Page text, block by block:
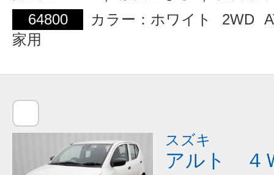
64800
カラー：ホワイト 2WD
家用
スズキ
アルト ４